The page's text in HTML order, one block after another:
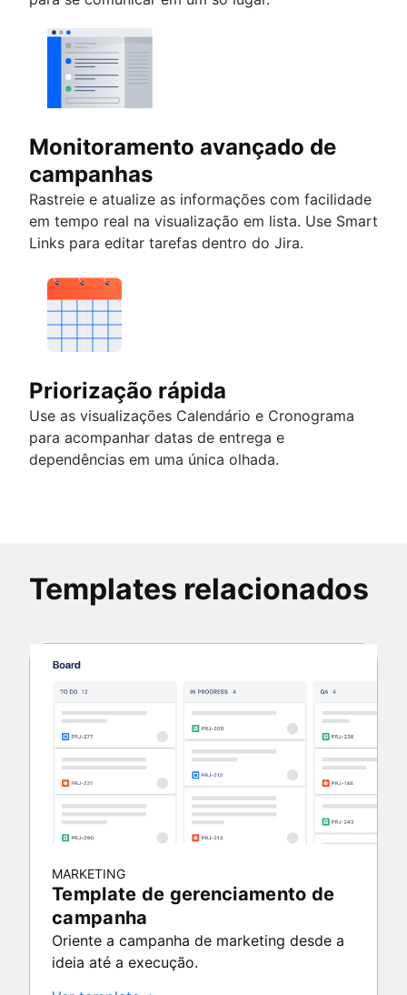
Monitoramento avançado de
campanhas
Rastreie e atualize as informações com facilidade
em tempo real na visualização em lista. Use Smart
Links para editar tarefas dentro do Jira.
Priorização rápida
Use as visualizações Calendário e Cronograma
para acompanhar datas de entrega e
dependências em uma única olhada.
Templates relacionados
MARKETING
Template de gerenciamento de
campanha
Oriente a campanha de marketing desde a
ideia até a execução.